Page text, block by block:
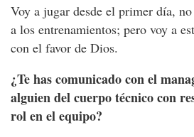
Voy a jugar desde el primer día,
a los entrenamientos; pero voy a
con el favor de Dios.
¿Te has comunicado con el
alguien del cuerpo técnico con
rol en el equipo?